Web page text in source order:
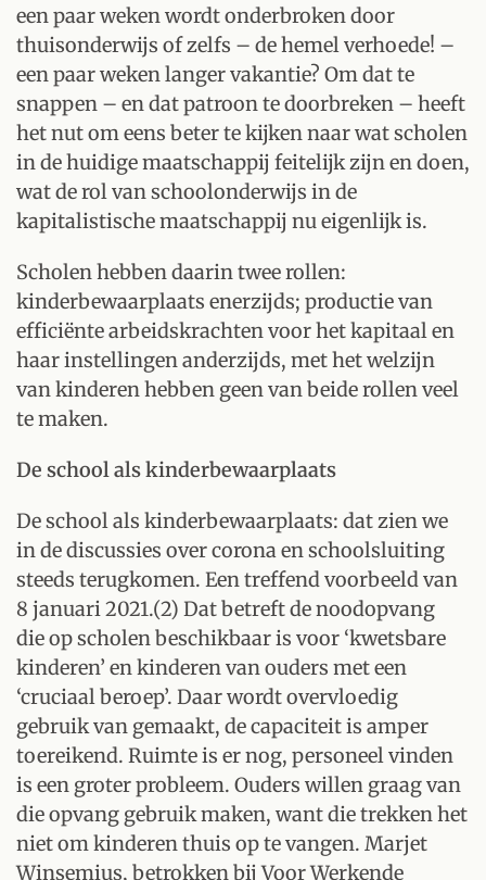
een paar weken wordt onderbroken door
thuisonderwijs of zelfs – de hemel verhoede! –
een paar weken langer vakantie? Om dat te
snappen – en dat patroon te doorbreken – heeft
het nut om eens beter te kijken naar wat scholen
in de huidige maatschappij feitelijk zijn en doen,
wat de rol van schoolonderwijs in de
kapitalistische maatschappij nu eigenlijk is.
Scholen hebben daarin twee rollen:
kinderbewaarplaats enerzijds; productie van
efficiënte arbeidskrachten voor het kapitaal en
haar instellingen anderzijds, met het welzijn
van kinderen hebben geen van beide rollen veel
te maken.
De school als kinderbewaarplaats
De school als kinderbewaarplaats: dat zien we
in de discussies over corona en schoolsluiting
steeds terugkomen. Een treffend voorbeeld van
8 januari 2021.(2) Dat betreft de noodopvang
die op scholen beschikbaar is voor ‘kwetsbare
kinderen’ en kinderen van ouders met een
‘cruciaal beroep’. Daar wordt overvloedig
gebruik van gemaakt, de capaciteit is amper
toereikend. Ruimte is er nog, personeel vinden
is een groter probleem. Ouders willen graag van
die opvang gebruik maken, want die trekken het
niet om kinderen thuis op te vangen. Marjet
Winsemius, betrokken bij Voor Werkende